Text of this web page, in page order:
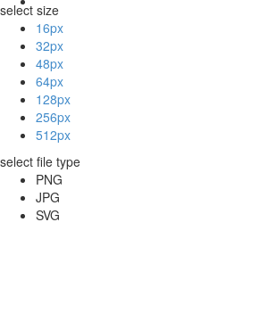
select size
16px
32px
48px
64px
128px
256px
512px
select file type
PNG
JPG
SVG